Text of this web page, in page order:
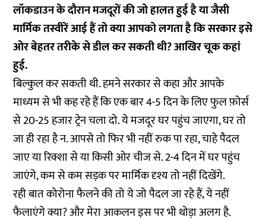
लॉकडाउन के दौरान मजदूरों की जो हालत हुई है या जैसी
मार्मिक तस्वीरें आई हैं तो क्या आपको लगता है कि सरकार इसे
ओर बेहतर तरीके से डील कर सकती थी? आखिर चूक कहां
हुई.
बिल्कुल कर सकती थी. हमने सरकार से कहा और आपके
माध्यम से भी कह रहे हैं कि एक बार 4-5 दिन के लिए फुल फ़ोर्स
से 20-25 हजार ट्रेन चला दो. ये मजदूर घर पहुंच जाएगा, घर तो
जा ही रहा है न. आपसे तो फिर भी नहीं रुक पा रहा, चाहे पैदल
जाए या रिक्शा से या किसी ओर चीज से. 2-4 दिन में घर पहुंच
जाएंगे, कम से कम सड़क पर मार्मिक दृश्य तो नहीं दिखेंगे.
रही बात कोरोना फैलने की तो ये जो पैदल जा रहे हैं, ये नहीं
फैलाएंगे क्या? और मेरा आकलन इस पर भी थोड़ा अलग है.